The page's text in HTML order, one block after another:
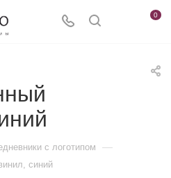
0
c логотипом —
синий